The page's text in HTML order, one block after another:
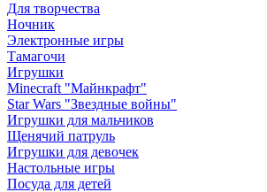
Для творчества
Ночник
Электронные игры
Тамагочи
Игрушки
Minecraft "Майнкрафт"
Star Wars "Звездные войны"
Игрушки для мальчиков
Щенячий патруль
Игрушки для девочек
Настольные игры
Посуда для детей